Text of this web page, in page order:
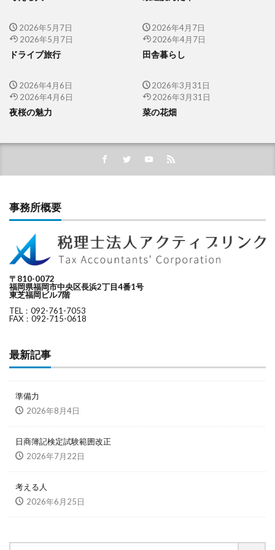
2026年5月7日
2026年5月7日
ドライブ旅行
2026年4月7日
2026年4月7日
田舎暮らし
2026年4月6日
2026年4月6日
夜桜の魅力
2026年3月31日
2026年3月31日
菜の花畑
事務所概要
〒810-0072
福岡県福岡市中央区長浜2丁目4番1号
東芝福岡ビル7階
TEL：092-761-7053
FAX：092-715-0618
最新記事
準備力
2026年8月4日
日商簿記検定試験範囲改正
2026年7月22日
考える人
2026年6月25日